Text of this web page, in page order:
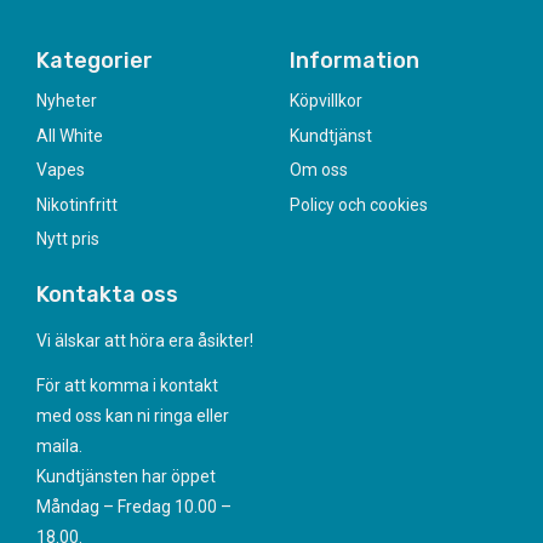
Kategorier
Nyheter
All White
Vapes
Nikotinfritt
Nytt pris
Information
Köpvillkor
Kundtjänst
Om oss
Policy och cookies
Kontakta oss
Vi älskar att höra era åsikter!
För att komma i kontakt
med oss kan ni ringa eller
maila.
Kundtjänsten har öppet
Måndag – Fredag 10.00 –
18.00.